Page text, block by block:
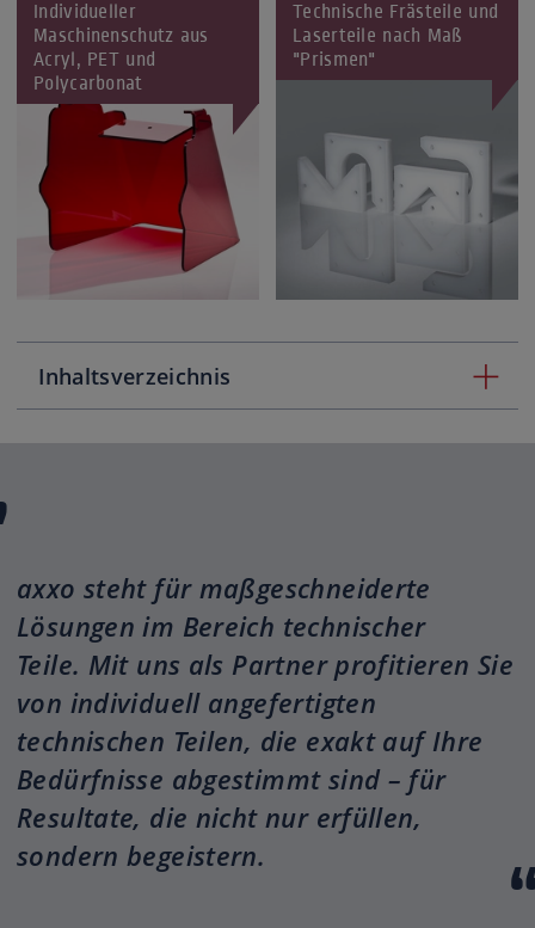
Individueller
Maschinenschutz aus
Acryl, PET und
Polycarbonat
Technische Frästeile und
Laserteile nach Maß
"Prismen"
Inhaltsverzeichnis
axxo steht für maßgeschneiderte
Lösungen im Bereich technischer
Teile. Mit uns als Partner profitieren Sie
von individuell angefertigten
technischen Teilen, die exakt auf Ihre
Bedürfnisse abgestimmt sind – für
Resultate, die nicht nur erfüllen,
sondern begeistern.